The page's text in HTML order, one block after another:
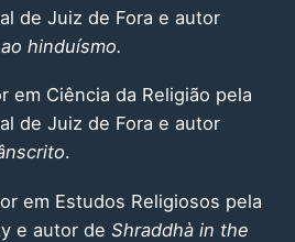
de Juiz de Fora e autor
hinduísmo.
em Ciência da Religião pela
de Juiz de Fora e autor
.
em Estudos Religiosos pela
e autor de Shraddhà in the